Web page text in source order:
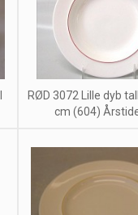
RØD 3072 Lille dyb
cm (604)